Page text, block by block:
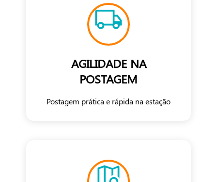
AGILIDADE NA
POSTAGEM
Postagem prática e rápida na estação